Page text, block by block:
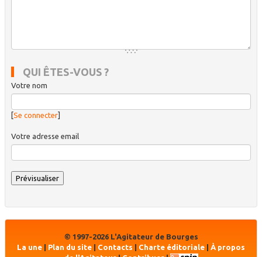
QUI ÊTES-VOUS ?
Votre nom
[Se connecter]
Votre adresse email
© 1997-2026 L'Agitateur de Bourges
La une | Plan du site | Contacts | Charte éditoriale | À propos